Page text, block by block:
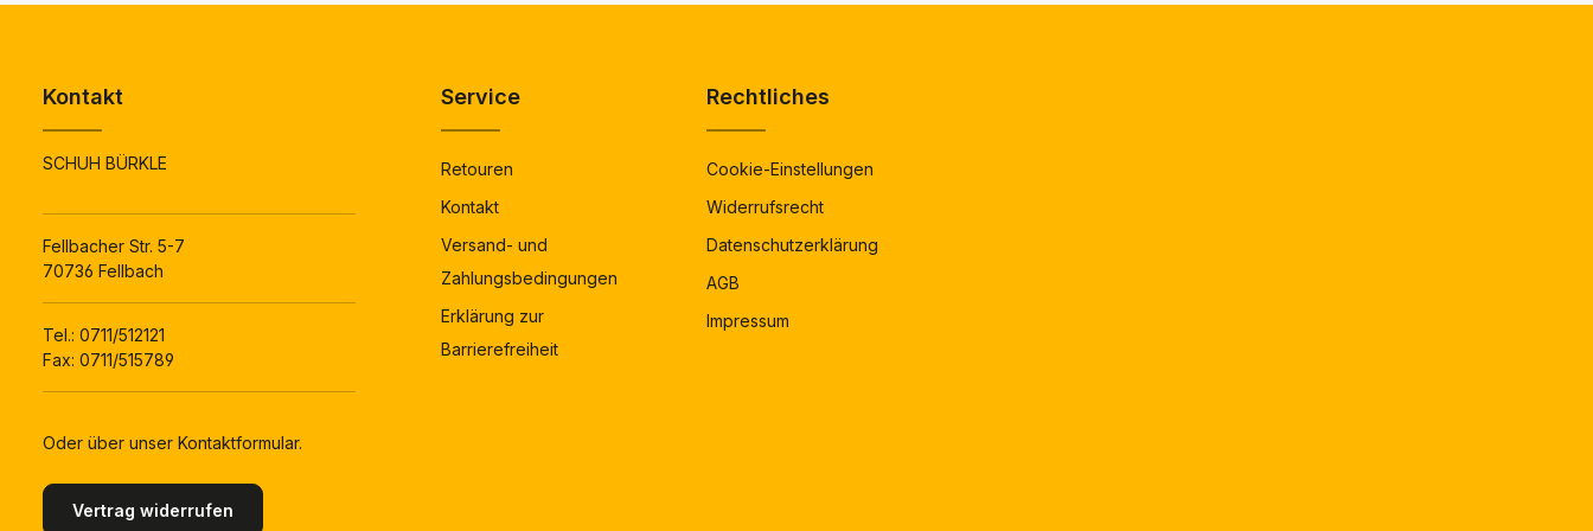
Kontakt
SCHUH BÜRKLE
Fellbacher Str. 5-7
70736 Fellbach
Tel.: 0711/512121
Fax: 0711/515789
Oder über unser Kontaktformular.
Vertrag widerrufen
Service
Retouren
Kontakt
Versand- und
Zahlungsbedingungen
Erklärung zur
Barrierefreiheit
Rechtliches
Cookie-Einstellungen
Widerrufsrecht
Datenschutzerklärung
AGB
Impressum